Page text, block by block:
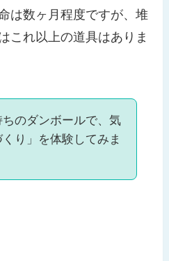
は数ヶ月程度ですが、堆
これ以上の道具はありま
ちのダンボールで、気
り」を体験してみま